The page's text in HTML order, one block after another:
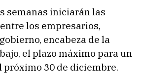
semanas iniciarán las
los empresarios,
encabeza de la
el plazo máximo para un
próximo 30 de diciembre.